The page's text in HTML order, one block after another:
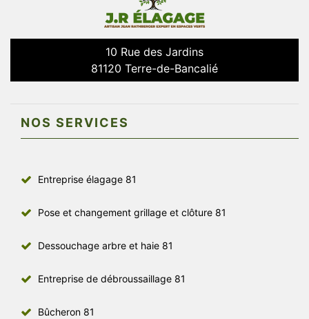
10 Rue des Jardins
81120 Terre-de-Bancalié
NOS SERVICES
Entreprise élagage 81
Pose et changement grillage et clôture 81
Dessouchage arbre et haie 81
Entreprise de débroussaillage 81
Bûcheron 81